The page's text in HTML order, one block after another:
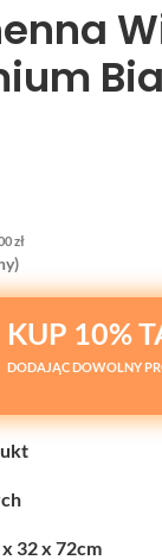
zł
KUP 10%
DODAJĄC DOWOLNY
x 32 x 72cm